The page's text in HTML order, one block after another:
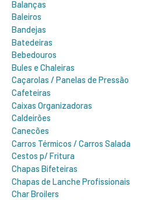
Balanças
Baleiros
Bandejas
Batedeiras
Bebedouros
Bules e Chaleiras
Caçarolas / Panelas de Pressão
Cafeteiras
Caixas Organizadoras
Caldeirões
Canecões
Carros Térmicos / Carros Salada
Cestos p/ Fritura
Chapas Bifeteiras
Chapas de Lanche Profissionais
Char Broilers